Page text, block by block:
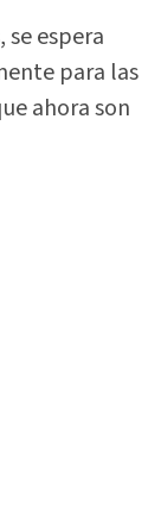
espera
para las
ahora son